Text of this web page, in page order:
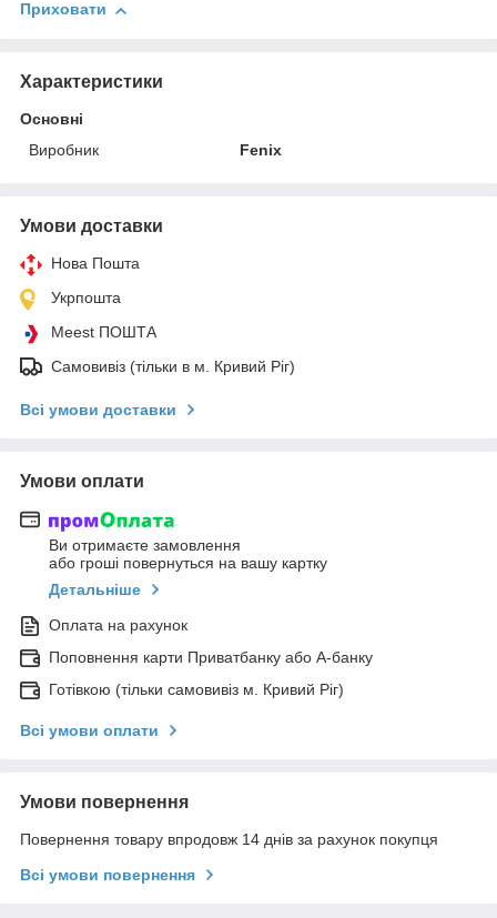
Приховати
Характеристики
Основні
Виробник
Fenix
Умови доставки
Нова Пошта
Укрпошта
Meest ПОШТА
Самовивіз (тільки в м. Кривий Ріг)
Всі умови доставки
Умови оплати
Ви отримаєте замовлення
або гроші повернуться на вашу картку
Детальніше
Оплата на рахунок
Поповнення карти Приватбанку або А-банку
Готівкою (тільки самовивіз м. Кривий Ріг)
Всі умови оплати
Умови повернення
Повернення товару впродовж 14 днів за рахунок покупця
Всі умови повернення